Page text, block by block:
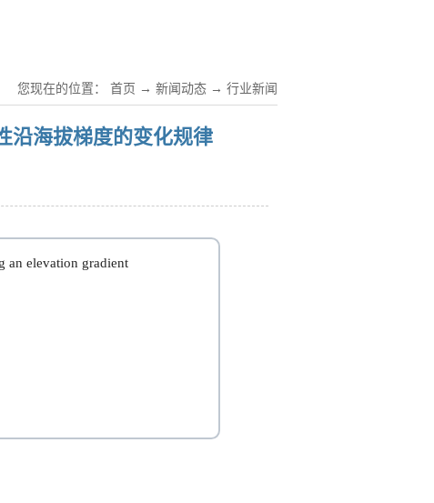
您现在的位置： 首页 → 新闻动态 → 行业新闻
沿海拔梯度的变化规律
an elevation gradient